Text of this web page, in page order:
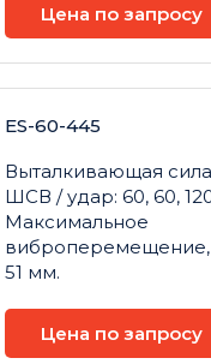
Цена по запросу
ES-60-445
Выталкивающая
ШСВ / удар: 60, 60,
Максимальное
виброперемещение,
51 мм.
Цена по запросу